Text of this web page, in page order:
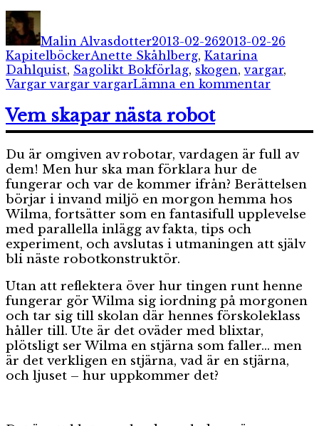
Författare
Malin Alvasdotter2013-02-262013-02-26
KapitelböckerEtiketter
Anette Skåhlberg, Katarina
Dahlquist, Sagolikt Bokförlag, skogen,vargar,
Vargar vargar vargarLämna en kommentartill
Vem skapar nästa robot
Du är omgiven av robotar, vardagen är full av
dem! Men hur ska man förklara hur de
fungerar och var de kommer ifrån? Berättelsen
börjar i invand miljö en morgon hemma hos
Wilma, fortsätter som en fantasifull upplevelse
med parallella inlägg av fakta, tips och
experiment, och avslutas i utmaningen att själv
bli näste robotkonstruktör.
Utan att reflektera över hur tingen runt henne
fungerar gör Wilma sig iordning på morgonen
och tar sig till skolan där hennes förskoleklass
håller till. Ute är det oväder med blixtar,
plötsligt ser Wilma en stjärna som faller… men
är det verkligen en stjärna, vad är en stjärna,
och ljuset – hur uppkommer det?